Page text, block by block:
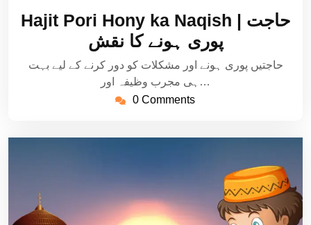
2025
Rehman
Hajit Pori Hony ka Naqish | حاجت
پوری ہونے کا نقش
حاجتیں پوری ہونے اور مشکلات کو دور کرنے کے لیے بہت
ہی مجرب وظیفہ اور…
0 Comments